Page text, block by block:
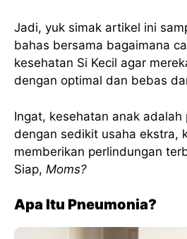
Jadi, yuk simak artikel ini
bahas bersama bagaimana
kesehatan Si Kecil agar
dengan optimal dan bebas
Ingat, kesehatan anak
dengan sedikit usaha ekstra,
memberikan perlindungan
Siap, Moms?
Apa Itu Pneumonia?